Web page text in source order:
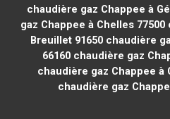
chaudière gaz Chappee à
gaz Chappee à Chelles 77500
Breuillet 91650 chaudière
66160 chaudière gaz
chaudière gaz Chappee à
chaudière gaz